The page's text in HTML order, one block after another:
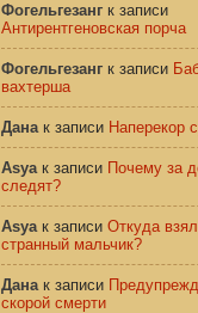
Фогельгезанг к записи
Антирентгеновская порча
Фогельгезанг к записи
вахтерша
Данак записи Наперекор
Asyaк записи Почему за
следят?
Asyaк записи Откуда
странный мальчик?
Данак записи
скорой смерти